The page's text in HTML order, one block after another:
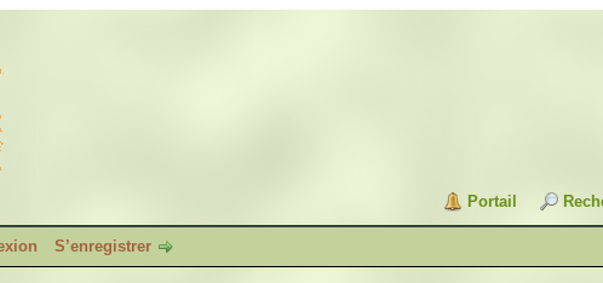
Portail
S’enregistrer